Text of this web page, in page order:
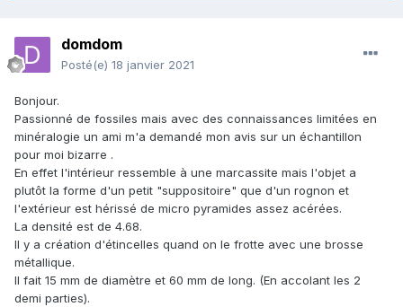
domdom
Posté(e) 18 janvier 2021
Bonjour.
Passionné de fossiles mais avec des connaissances limitées en
minéralogie un ami m'a demandé mon avis sur un échantillon
pour moi bizarre .
En effet l'intérieur ressemble à une marcassite mais l'objet a
plutôt la forme d'un petit "suppositoire" que d'un rognon et
l'extérieur est hérissé de micro pyramides assez acérées.
La densité est de 4.68.
Il y a création d'étincelles quand on le frotte avec une brosse
métallique.
Il fait 15 mm de diamètre et 60 mm de long. (En accolant les 2
demi parties).